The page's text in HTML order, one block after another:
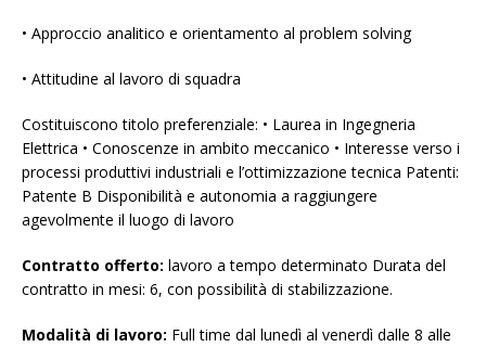
• Approccio analitico e orientamento al problem solving
• Attitudine al lavoro di squadra
Costituiscono titolo preferenziale: • Laurea in Ingegneria
Elettrica • Conoscenze in ambito meccanico • Interesse verso i
processi produttivi industriali e l’ottimizzazione tecnica Patenti:
Patente B Disponibilità e autonomia a raggiungere
agevolmente il luogo di lavoro
Contratto offerto: lavoro a tempo determinato Durata del
contratto in mesi: 6, con possibilità di stabilizzazione.
Modalità di lavoro: Full time dal lunedì al venerdì dalle 8 alle